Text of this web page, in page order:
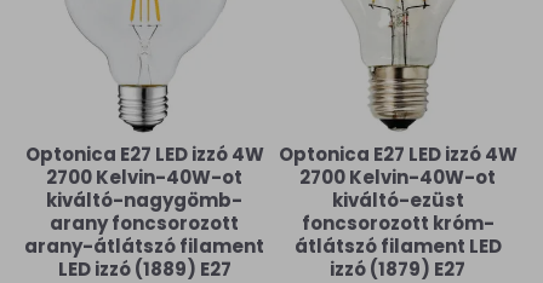
Optonica E27 LED izzó 4W
2700 Kelvin-40W-ot
kiváltó-nagygömb-
arany foncsorozott
arany-átlátszó filament
LED izzó (1889) E27
Optonica E27 LED izzó 4W
2700 Kelvin-40W-ot
kiváltó-ezüst
foncsorozott króm-
átlátszó filament LED
izzó (1879) E27